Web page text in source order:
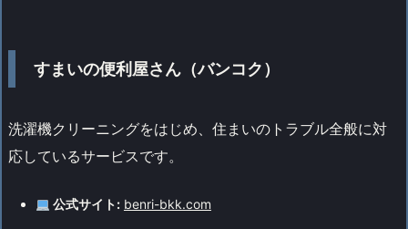
すまいの便利屋さん（バンコク）
洗濯機クリーニングをはじめ、住まいのトラブル全般に対
応しているサービスです。
公式サイト: benri-bkk.com